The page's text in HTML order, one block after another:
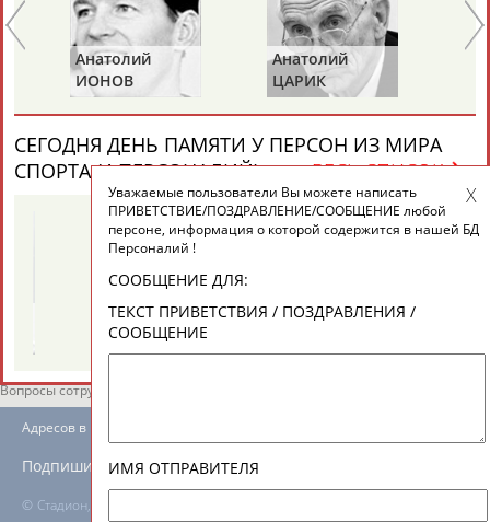
24 персон из 13181
ЕЩЁ ПЕРСОНЫ
ТАБЛО АКТИВНОСТИ
ЦЕЛИ ПРОЕКТА КОНТАКТЫ
Вопросы сотрудничества и совместной деятельности
© Стадион, 1998-2026
Адресов в новостной рассылке: 996
Подпишись
Анатолий
ИОНОВ
Анатолий
ЦАРИК
СЕГОДНЯ ДЕНЬ ПАМЯТИ У ПЕРСОН ИЗ МИРА
СПОРТА (4 ПЕРСОНАЛИЙ)
ВЕСЬ СПИСОК
Галина
ЗИНЧЕНКО
Ахмед
Уважаемые пользователи Вы можете написать
ПРИВЕТСТВИЕ/ПОЗДРАВЛЕНИЕ/СООБЩЕНИЕ любой
персоне, информация о которой содержится в нашей БД
Персоналий !
СООБЩЕНИЕ ДЛЯ:
ТЕКСТ ПРИВЕТСТВИЯ / ПОЗДРАВЛЕНИЯ /
СООБЩЕНИЕ
ИМЯ ОТПРАВИТЕЛЯ